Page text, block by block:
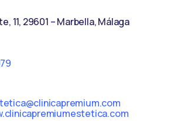
11, 29601 – Marbella, Málaga​